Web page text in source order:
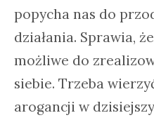
popycha nas do
działania. Sprawia,
możliwe do
siebie. Trzeba
arogancji w